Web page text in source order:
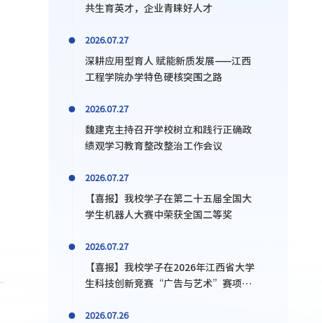
共生育英才，企业青睐好人才
2026.07.27
深耕应用型育人 赋能新质发展——江西
工程学院办学特色硬核突围之路
2026.07.27
魏建克主持召开学校树立和践行正确政
绩观学习教育整改整治工作会议
2026.07.27
【喜报】我校学子在第二十五届全国大
学生机器人大赛中荣获全国二等奖
2026.07.27
【喜报】我校学子在2026年江西省大学
生科技创新竞赛“广告与艺术”赛项暨
2026.07.26